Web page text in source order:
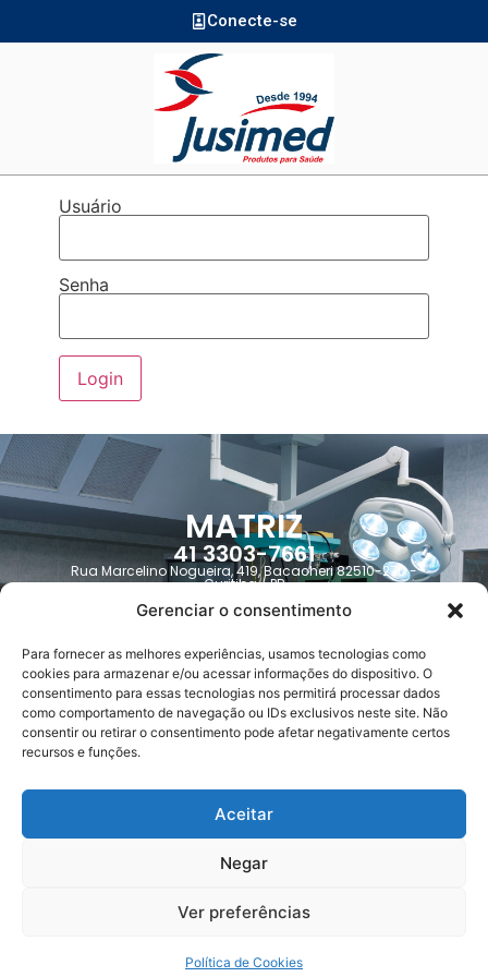
Gerenciar o consentimento
Para fornecer as melhores experiências, usamos tecnologias como
cookies para armazenar e/ou acessar informações do dispositivo. O
consentimento para essas tecnologias nos permitirá processar dados
como comportamento de navegação ou IDs exclusivos neste site. Não
consentir ou retirar o consentimento pode afetar negativamente certos
recursos e funções.
Aceitar
Negar
Ver preferências
Política de Cookies
Conecte-se
Usuário
Senha
MATRIZ
41 3303-7661
Rua Marcelino Nogueira, 419, Bacacheri 82510-270 -
Curitiba / PR
Trabalhe Conosco
Contato
FILIAL
51 3058-5600
Alegre / RS
administrativo.rs@jusimed.com.br
Todos os direitos reservados - Jusimed © 2024